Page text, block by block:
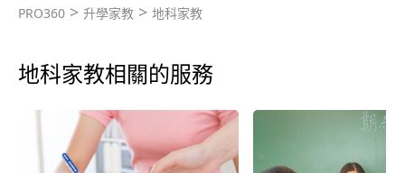
PRO360 > 升學家教 > 地科家教
地科家教相關的服務